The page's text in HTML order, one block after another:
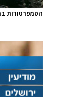
הטמפרטורות